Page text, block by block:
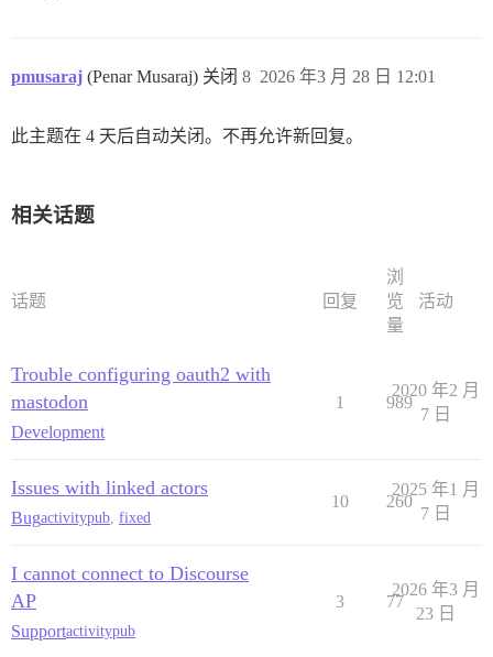
pmusaraj (Penar Musaraj) 关闭 2026 年3 月 28 日 12:01
8
此主题在 4 天后自动关闭。不再允许新回复。
相关话题
话题 回复
浏
览
量
活动
Trouble configuring oauth2 with
mastodon
Development
1 989
2020 年2 月
7 日
Issues with linked actors
Bugactivitypub, fixed
10 260
2025 年1 月
7 日
I cannot connect to Discourse
AP
Supportactivitypub
3 77
2026 年3 月
23 日